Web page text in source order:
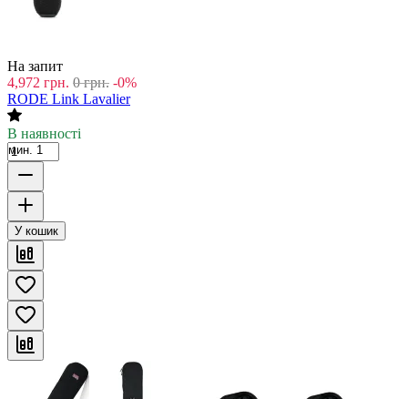
На запит
4,972 грн. 0 грн. -0%
RODE Link Lavalier
В наявності
мин. 1
У кошик